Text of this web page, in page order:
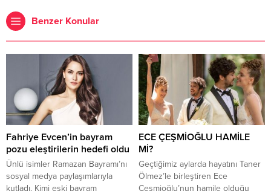
Benzer Konular
Fahriye Evcen’in bayram
pozu eleştirilerin hedefi oldu
Ünlü isimler Ramazan Bayramı’nı
sosyal medya paylaşımlarıyla
kutladı. Kimi eski bayram
ECE ÇEŞMİOĞLU HAMİLE
Mİ?
Geçtiğimiz aylarda hayatını Taner
Ölmez’le birleştiren Ece
Çeşmioğlu’nun hamile olduğu